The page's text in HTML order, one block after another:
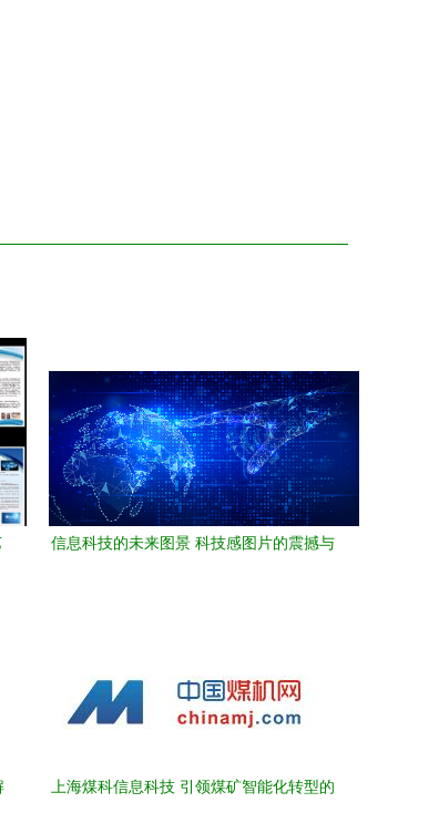
信息科技的未来图景 科技感图片的震撼与
上海煤科信息科技 引领煤矿智能化转型的